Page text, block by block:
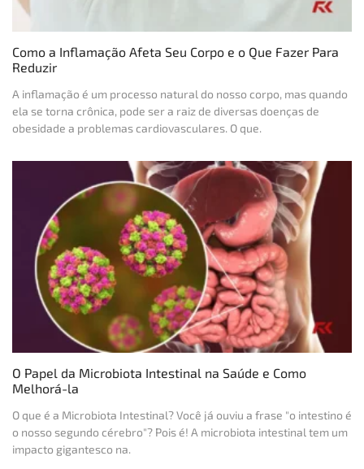
Como a Inflamação Afeta Seu Corpo e o Que Fazer Para
Reduzir
A inflamação é um processo natural do nosso corpo, mas quando
ela se torna crônica, pode ser a raiz de diversas doenças de
obesidade a problemas cardiovasculares. O que.
O Papel da Microbiota Intestinal na Saúde e Como
Melhorá-la
O que é a Microbiota Intestinal? Você já ouviu a frase "o intestino é
o nosso segundo cérebro"? Pois é! A microbiota intestinal tem um
impacto gigantesco na.